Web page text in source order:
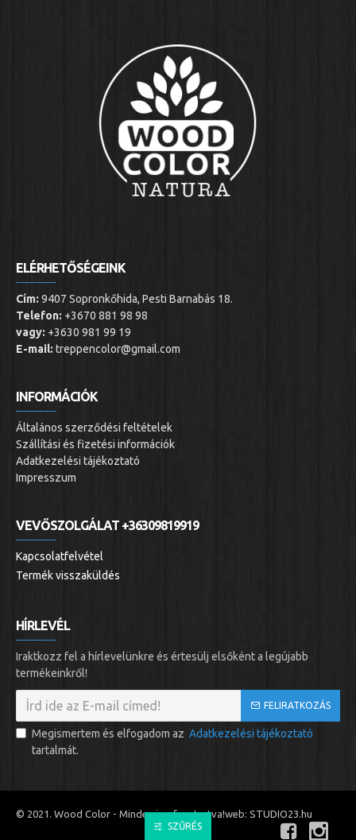
ELÉRHETŐSÉGEINK
Cím: 9407 Sopronkőhida, Pesti Barnabás 18.
Telefon: +3670 881 98 98
vagy: +3630 981 99 19
E-mail: treppencolor@gmail.com
INFORMÁCIÓK
Általános szerződési feltételek
Szállítási és fizetési információk
Adatkezelési tájékoztató
Impresszum
VEVŐSZOLGÁLAT +36309819919
Kapcsolatfelvétel
Termék visszaküldés
HÍRLEVÉL
Iraktkozz fel a hírlevelünkre és értesülj elsőként a legújabb
termékeinkről!
FELIRATKOZÁS
Megismertem és elfogadom az Adatkezelési tájékoztató
tartalmát.
© 2021. Wood Color - Minden jog fenntartva!web: STUDIO23.hu
SZŰRÉS